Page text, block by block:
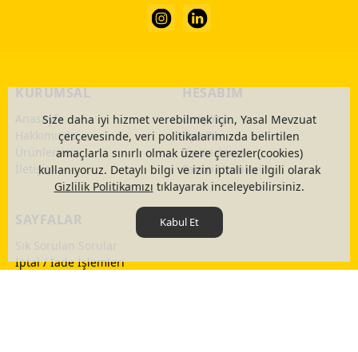
Size daha iyi hizmet verebilmek için, Yasal Mevzuat
çerçevesinde, veri politikalarımızda belirtilen
amaçlarla sınırlı olmak üzere çerezler(cookies)
kullanıyoruz. Detaylı bilgi ve izin iptali ile ilgili olarak
Gizlilik Politikamızı tıklayarak inceleyebilirsiniz.
Kabul Et
KURUMSAL
Anasayfa
Hakkımızda
Ürünlerimiz
İletişim
HESABIM
Giriş Yap
Üye Ol
Siparişlerim
Favori Ürünlerim
SAYFALAR
Sık Sorulan Sorular
İptal / İade İşlemleri